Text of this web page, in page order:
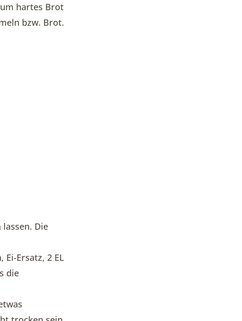
hartes Brot
bzw. Brot.
Die
Ersatz, 2 EL
die